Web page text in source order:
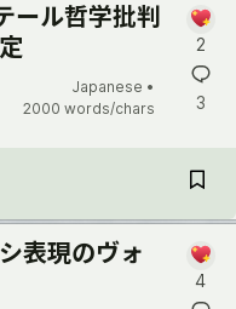
ール哲学批判
Japanese •
2000 words/chars
2
3
表現のヴォ
4